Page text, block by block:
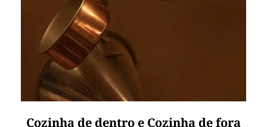
Cozinha de dentro e Cozinha de fora